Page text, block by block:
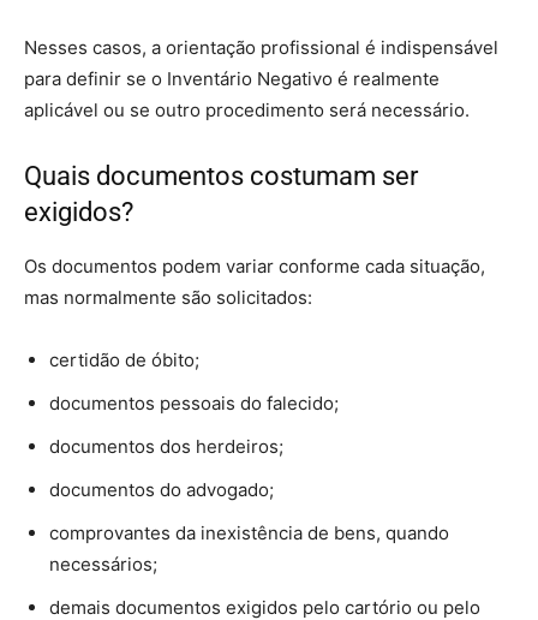
Nesses casos, a orientação profissional é indispensável
para definir se o Inventário Negativo é realmente
aplicável ou se outro procedimento será necessário.
Quais documentos costumam ser
exigidos?
Os documentos podem variar conforme cada situação,
mas normalmente são solicitados:
certidão de óbito;
documentos pessoais do falecido;
documentos dos herdeiros;
documentos do advogado;
comprovantes da inexistência de bens, quando
necessários;
demais documentos exigidos pelo cartório ou pelo